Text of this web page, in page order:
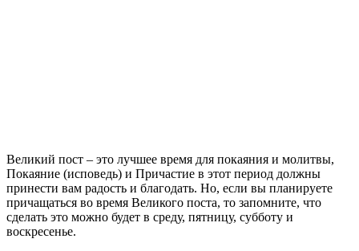
Великий пост – это лучшее время для покаяния и молитвы,
Покаяние (исповедь) и Причастие в этот период должны
принести вам радость и благодать. Но, если вы планируете
причащаться во время Великого поста, то запомните, что
сделать это можно будет в среду, пятницу, субботу и
воскресенье.